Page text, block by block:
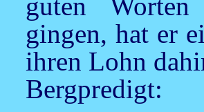
guten
gingen, hat er
ihren Lohn
Bergpredigt: